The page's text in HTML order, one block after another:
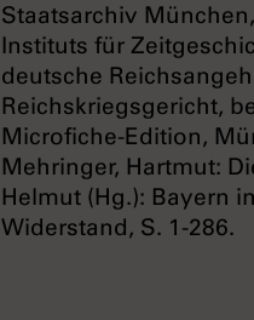
Staatsarchiv
Instituts für
deutsche
Reichskriegsgericht,
Microfiche-Edition,
Mehringer, Hartmut:
Helmut (Hg.): Bayern
Widerstand, S. 1-286.